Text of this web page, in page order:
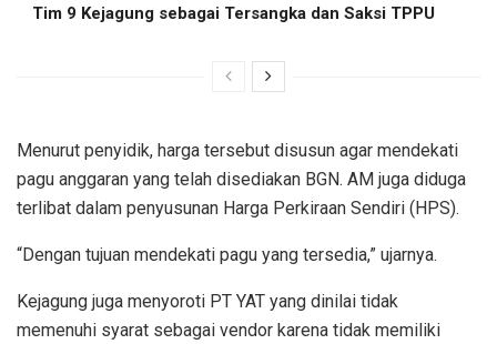
Tim 9 Kejagung sebagai Tersangka dan Saksi TPPU
Menurut penyidik, harga tersebut disusun agar mendekati
pagu anggaran yang telah disediakan BGN. AM juga diduga
terlibat dalam penyusunan Harga Perkiraan Sendiri (HPS).
“Dengan tujuan mendekati pagu yang tersedia,” ujarnya.
Kejagung juga menyoroti PT YAT yang dinilai tidak
memenuhi syarat sebagai vendor karena tidak memiliki